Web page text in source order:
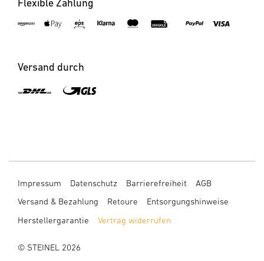
Flexible Zahlung
Versand durch
Impressum Datenschutz Barrierefreiheit
AGB
Versand & Bezahlung
Retoure
Entsorgungshinweise
Herstellergarantie
Vertrag widerrufen
© STEINEL 2026